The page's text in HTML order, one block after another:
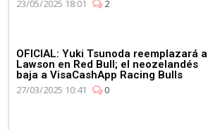
23/05/2025 18:01
2
OFICIAL: Yuki Tsunoda reemplazará a
Lawson en Red Bull; el neozelandés
baja a VisaCashApp Racing Bulls
27/03/2025 10:41
0